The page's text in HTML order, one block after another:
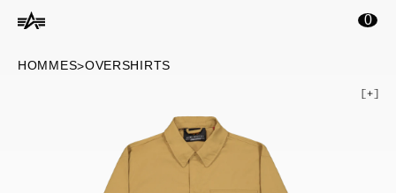
principal 0
HOMMES>OVERSHIRTS